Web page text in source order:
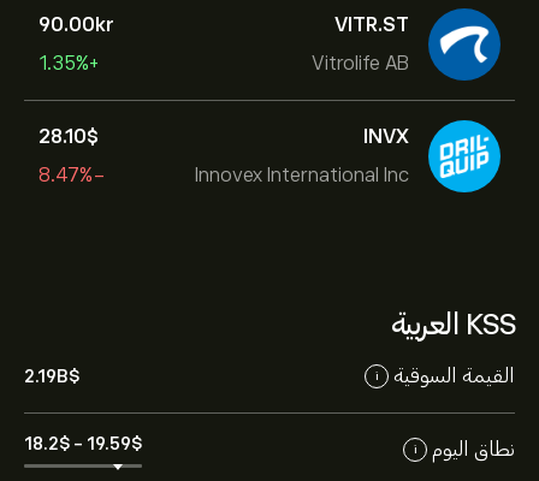
VITR.ST
Vitrolife AB
90.00‎kr‎
+1.35%
INVX
Innovex International Inc
28.10‎$‎
-8.47%
KSS العربية
القيمة السوقية i
2.19B‎$‎
نطاق اليوم i
18.2‎$‎ - 19.59‎$‎